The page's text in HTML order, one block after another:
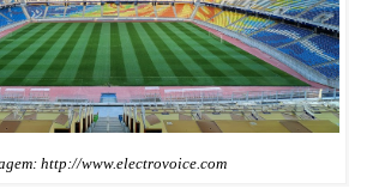
http://www.electrovoice.com